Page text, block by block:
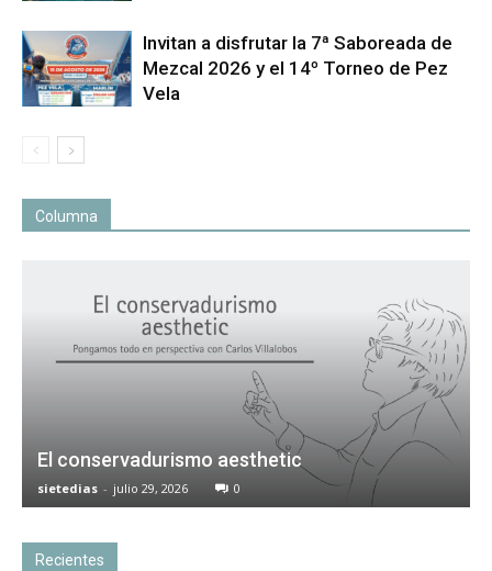
Invitan a disfrutar la 7ª Saboreada de
Mezcal 2026 y el 14º Torneo de Pez
Vela
Columna
El conservadurismo aesthetic
sietedias - julio 29, 2026 0
Recientes